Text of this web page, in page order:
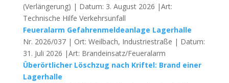
(Verlängerung) | Datum: 3. August 2026 |Art:
Technische Hilfe Verkehrsunfall
Feueralarm Gefahrenmeldeanlage Lagerhalle
Nr. 2026/037 | Ort: Weilbach, Industriestraße | Datum:
31. Juli 2026 |Art: Brandeinsatz/Feueralarm
Überörtlicher Löschzug nach Kriftel: Brand einer
Lagerhalle